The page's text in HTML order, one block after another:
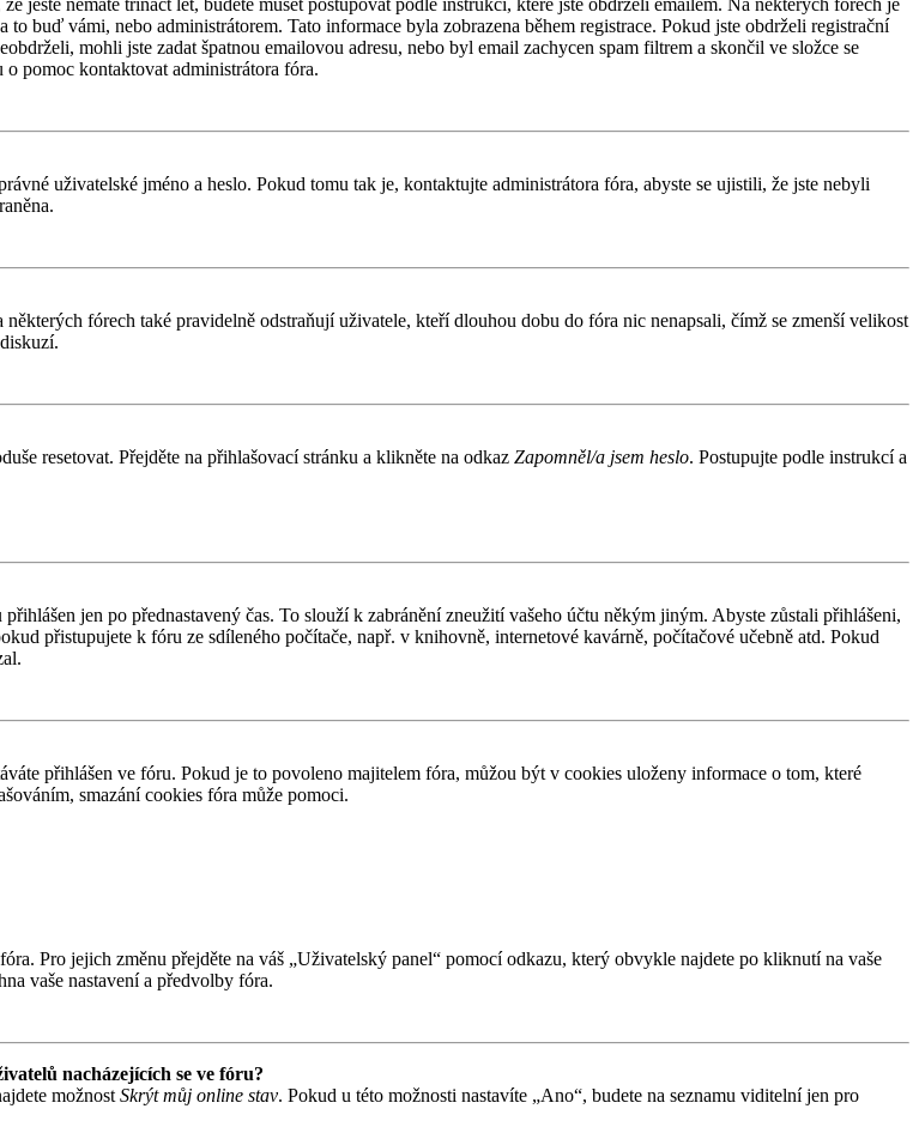
ještě nemáte třináct let, budete muset postupovat podle instrukcí, které jste obdrželi emailem. Na některých fórech je
buď vámi, nebo administrátorem. Tato informace byla zobrazena během registrace. Pokud jste obdrželi registrační
mohli jste zadat špatnou emailovou adresu, nebo byl email zachycen spam filtrem a skončil ve složce se
o pomoc kontaktovat administrátora fóra.
uživatelské jméno a heslo. Pokud tomu tak je, kontaktujte administrátora fóra, abyste se ujistili, že jste nebyli
fórech také pravidelně odstraňují uživatele, kteří dlouhou dobu do fóra nic nenapsali, čímž se zmenší velikost
resetovat. Přejděte na přihlašovací stránku a klikněte na odkaz Zapomněl/a jsem heslo. Postupujte podle instrukcí a
přihlášen jen po přednastavený čas. To slouží k zabránění zneužití vašeho účtu někým jiným. Abyste zůstali přihlášeni,
přistupujete k fóru ze sdíleného počítače, např. v knihovně, internetové kavárně, počítačové učebně atd. Pokud
přihlášen ve fóru. Pokud je to povoleno majitelem fóra, můžou být v cookies uloženy informace o tom, které
smazání cookies fóra může pomoci.
Pro jejich změnu přejděte na váš „Uživatelský panel“ pomocí odkazu, který obvykle najdete po kliknutí na vaše
vaše nastavení a předvolby fóra.
nacházejících se ve fóru?
možnost Skrýt můj online stav. Pokud u této možnosti nastavíte „Ano“, budete na seznamu viditelní jen pro